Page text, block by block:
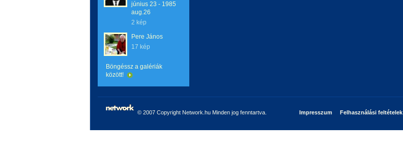
június 23 - 1985
aug.26
2 kép
Pere János
17 kép
Böngéssz a galériák
között!
© 2007 Copyright Network.hu Minden jog fenntartva. Impresszum Felhasználási feltételek